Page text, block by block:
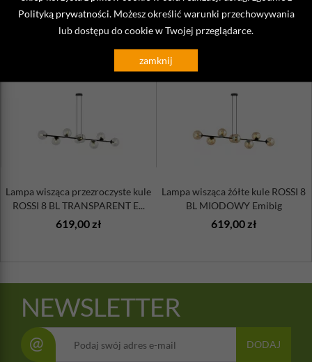
Polityką prywatności . Możesz określić warunki przechowywania
lub dostępu do cookie w Twojej przeglądarce.
zamknij
ZOBACZ TAKŻE
Lampa wisząca przezroczyste kule
ROSSI 8 BL TRANSPARENT E...
619,00 zł
Lampa wisząca żółte kule ROSSI 8
BL MIODOWY Emibig
619,00 zł
NEWSLETTER
@ DODAJ